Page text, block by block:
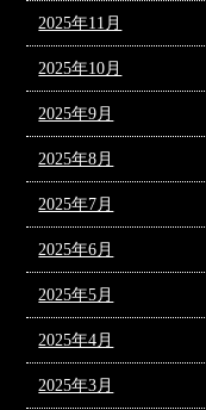
2025年11月
2025年10月
2025年9月
2025年8月
2025年7月
2025年6月
2025年5月
2025年4月
2025年3月